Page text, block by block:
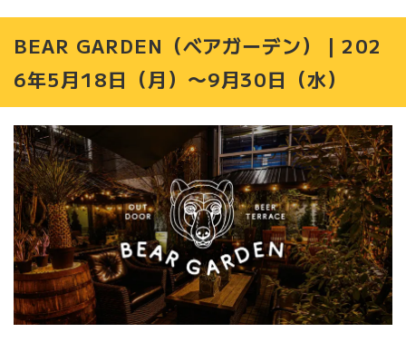
BEAR GARDEN（ベアガーデン）｜202
6年5月18日（月）〜9月30日（水）